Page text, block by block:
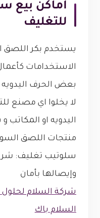
اماكن بيع
للتغليف
يستخدم بكر اللصق
الاستخدامات
بعض الحرف اليدويه
لا يخلوا اي مصنع
اليدويه او
منتجات اللصق
سلوتيب تغليف:
وإيصالها بأمان
شركة السلام لحلول
السلام باك